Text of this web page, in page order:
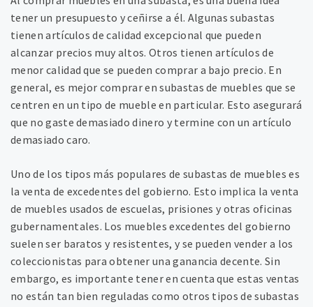
tener un presupuesto y ceñirse a él. Algunas subastas
tienen artículos de calidad excepcional que pueden
alcanzar precios muy altos. Otros tienen artículos de
menor calidad que se pueden comprar a bajo precio. En
general, es mejor comprar en subastas de muebles que se
centren en un tipo de mueble en particular. Esto asegurará
que no gaste demasiado dinero y termine con un artículo
demasiado caro.
Uno de los tipos más populares de subastas de muebles es
la venta de excedentes del gobierno. Esto implica la venta
de muebles usados de escuelas, prisiones y otras oficinas
gubernamentales. Los muebles excedentes del gobierno
suelen ser baratos y resistentes, y se pueden vender a los
coleccionistas para obtener una ganancia decente. Sin
embargo, es importante tener en cuenta que estas ventas
no están tan bien reguladas como otros tipos de subastas